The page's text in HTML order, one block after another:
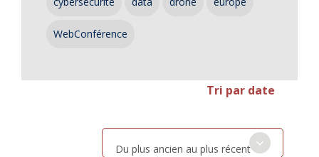
WebConférence
Tri par date
Du plus ancien au plus récent